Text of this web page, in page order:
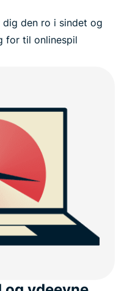
den ro i sindet og
for til onlinespil